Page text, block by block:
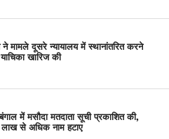
ने मामले दूसरे न्यायालय में स्थानांतरित करने
खारिज की
में मसौदा मतदाता सूची प्रकाशित की,
से अधिक नाम हटाए